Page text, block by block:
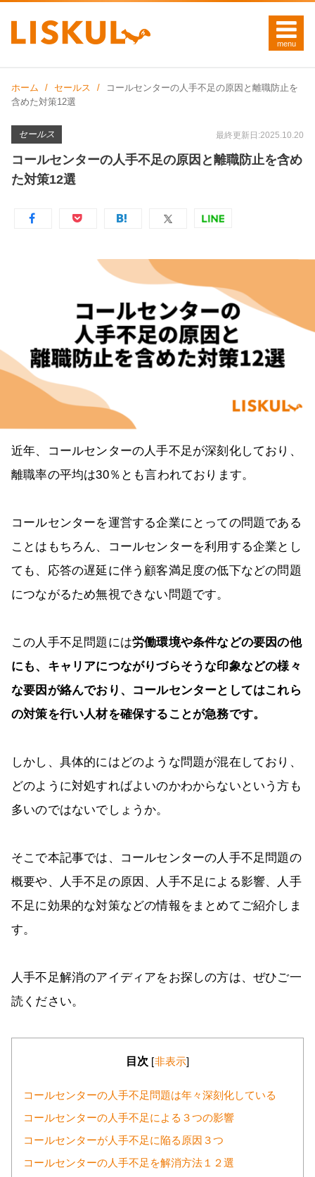
ホーム セールス
コールセンターの人手不足の原因と離職防止を
含めた対策12選
セールス 最終更新日:2025.10.20
コールセンターの人手不足の原因と離職防止を含め
た対策12選
近年、コールセンターの人手不足が深刻化しており、
離職率の平均は30％とも言われております。
コールセンターを運営する企業にとっての問題である
ことはもちろん、コールセンターを利用する企業とし
ても、応答の遅延に伴う顧客満足度の低下などの問題
につながるため無視できない問題です。
この人手不足問題には労働環境や条件などの要因の他
にも、キャリアにつながりづらそうな印象などの様々
な要因が絡んでおり、コールセンターとしてはこれら
の対策を行い人材を確保することが急務です。
しかし、具体的にはどのような問題が混在しており、
どのように対処すればよいのかわからないという方も
多いのではないでしょうか。
そこで本記事では、コールセンターの人手不足問題の
概要や、人手不足の原因、人手不足による影響、人手
不足に効果的な対策などの情報をまとめてご紹介しま
す。
人手不足解消のアイディアをお探しの方は、ぜひご一
読ください。
目次 [非表示]
コールセンターの人手不足問題は年々深刻化している
コールセンターの人手不足による３つの影響
コールセンターが人手不足に陥る原因３つ
コールセンターの人手不足を解消方法１２選